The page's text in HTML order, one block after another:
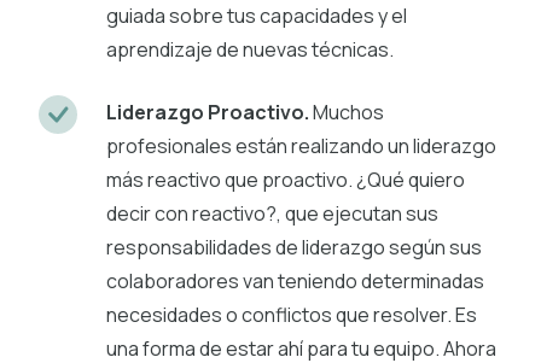
guiada sobre tus capacidades y el
aprendizaje de nuevas técnicas.
Liderazgo Proactivo.Muchos
profesionales están realizando un liderazgo
más reactivo que proactivo. ¿Qué quiero
decir con reactivo?, que ejecutan sus
responsabilidades de liderazgo según sus
colaboradores van teniendo determinadas
necesidades o conflictos que resolver. Es
una forma de estar ahí para tu equipo. Ahora